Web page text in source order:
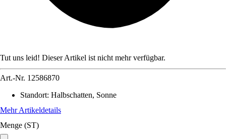
Tut uns leid! Dieser Artikel ist nicht mehr verfügbar.
Art.-Nr. 12586870
Standort: Halbschatten, Sonne
Mehr Artikeldetails
Menge (ST)